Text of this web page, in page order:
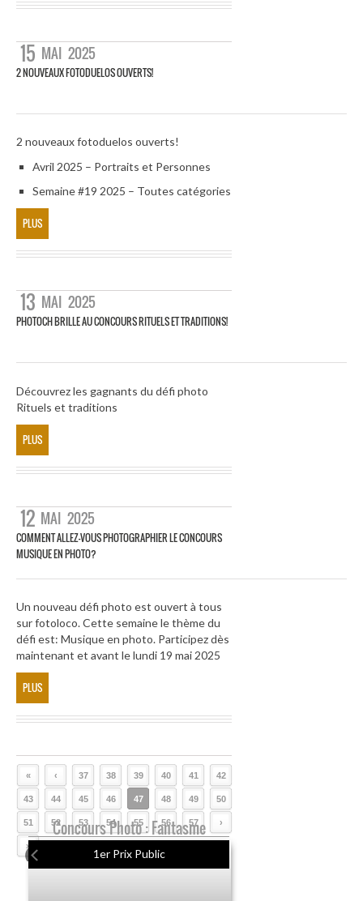
15 MAI 2025
2 NOUVEAUX FOTODUELOS OUVERTS!
2 nouveaux fotoduelos ouverts!
Avril 2025 – Portraits et Personnes
Semaine #19 2025 – Toutes catégories
PLUS
13 MAI 2025
PHOTOCH BRILLE AU CONCOURS RITUELS ET TRADITIONS!
Découvrez les gagnants du défi photo
Rituels et traditions
PLUS
12 MAI 2025
COMMENT ALLEZ-VOUS PHOTOGRAPHIER LE CONCOURS
MUSIQUE EN PHOTO?
Un nouveau défi photo est ouvert à tous
sur fotoloco. Cette semaine le thème du
défi est: Musique en photo. Participez dès
maintenant et avant le lundi 19 mai 2025
PLUS
« ‹ 37 38 39 40 41 42
43 44 45 46 47 48 49 50
51 52 53 54 55 56 57 ›
»
Concours Photo : Fantasme
1er Prix Public